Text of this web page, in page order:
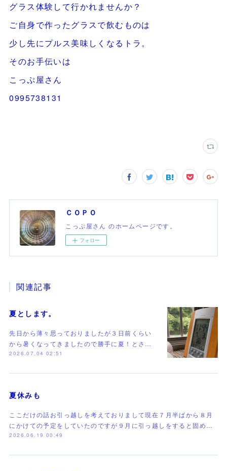
グラス体験して行かれませんか？
ご自身で作ったグラスで飲むものは
少し先にプルス美味しくなるトラ。
そのお手伝いは
こっぷ屋さん
0995738131
ＣＯＰＯ
こっぷ屋さん のホームページです。
フォロー
関連記事
夏とします。
先日から薄々思っておりましたが３日前くらい
から暑くなってきましたので勝手に夏！とさ…
2026.07.04 02:51
夏休みも
ここだけの話お引っ越しを考えておりまして現在７月半ばから８月
にかけての予定をしていたのですが９月に引っ越しをすると固め…
2026.06.19 00:49